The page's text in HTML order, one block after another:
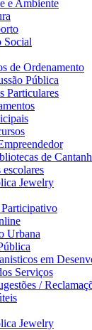
e Ambiente
Social
de Ordenamento
Pública
Particulares
de
escolares
Jewelry
Urbana
em
Serviços
/
Jewelry